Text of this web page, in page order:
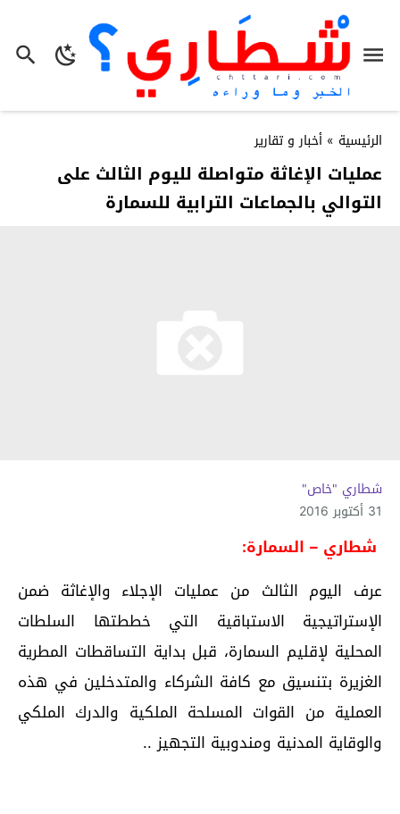
الرئيسية » أخبار و تقارير
عمليات الإغاثة متواصلة لليوم الثالث على
التوالي بالجماعات الترابية للسمارة
شطاري "خاص"
31 أكتوبر 2016
شطاري – السمارة:
عرف اليوم الثالث من عمليات الإجلاء والإغاثة ضمن
الإستراتيجية الاستباقية التي خططتها السلطات
المحلية لإقليم السمارة، قبل بداية التساقطات المطرية
الغزيرة بتنسيق مع كافة الشركاء والمتدخلين في هذه
العملية من القوات المسلحة الملكية والدرك الملكي
والوقاية المدنية ومندوبية التجهيز ..